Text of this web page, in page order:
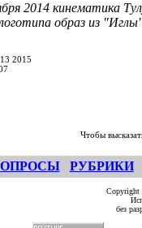
2014 кинематика
образ из
2015
Чтобы
ОПРОСЫ РУБРИКИ
без